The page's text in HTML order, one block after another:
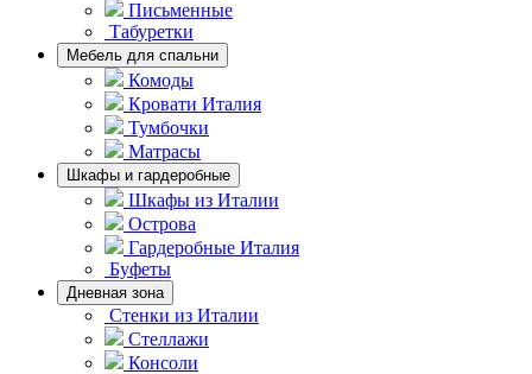
Письменные
Табуретки
Мебель для спальни
Комоды
Кровати Италия
Тумбочки
Матрасы
Шкафы и гардеробные
Шкафы из Италии
Острова
Гардеробные Италия
Буфеты
Дневная зона
Стенки из Италии
Стеллажи
Консоли